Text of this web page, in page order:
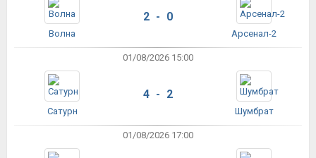
Волна
2 - 0
Арсенал-2
01/08/2026 15:00
Сатурн
4 - 2
Шумбрат
01/08/2026 17:00